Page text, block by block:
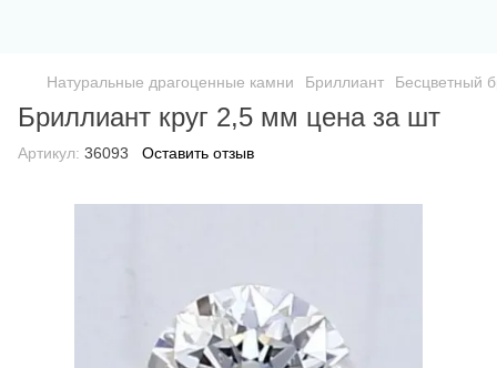
Натуральные драгоценные камни Бриллиант Бесцветный
Бриллиант круг 2,5 мм цена за шт
Артикул: 36093 Оставить отзыв